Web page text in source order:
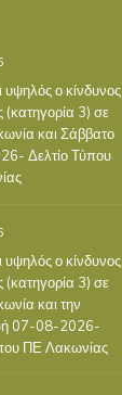
υψηλός ο κίνδυνος
(κατηγορία 3) σε
και Σάββατο
Δελτίο Τύπου
υψηλός ο κίνδυνος
(κατηγορία 3) σε
και την
07-08-2026-
ΠΕ Λακωνίας